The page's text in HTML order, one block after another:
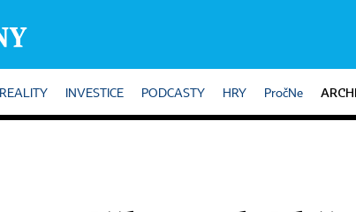
REALITY INVESTICE PODCASTY HRY PročNe